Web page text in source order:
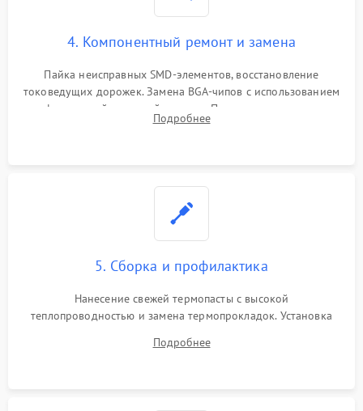
4. Компонентный ремонт и замена
Пайка неисправных SMD-элементов, восстановление
токоведущих дорожек. Замена BGA-чипов с использованием
инфракрасной паяльной станции. Прошивка микросхемы
BIOS или замена поврежденных портов USB
Подробнее
5. Сборка и профилактика
Нанесение свежей термопасты с высокой
теплопроводностью и замена термопрокладок. Установка
шлейфов, модулей памяти и накопителей. Предварительная
Подробнее